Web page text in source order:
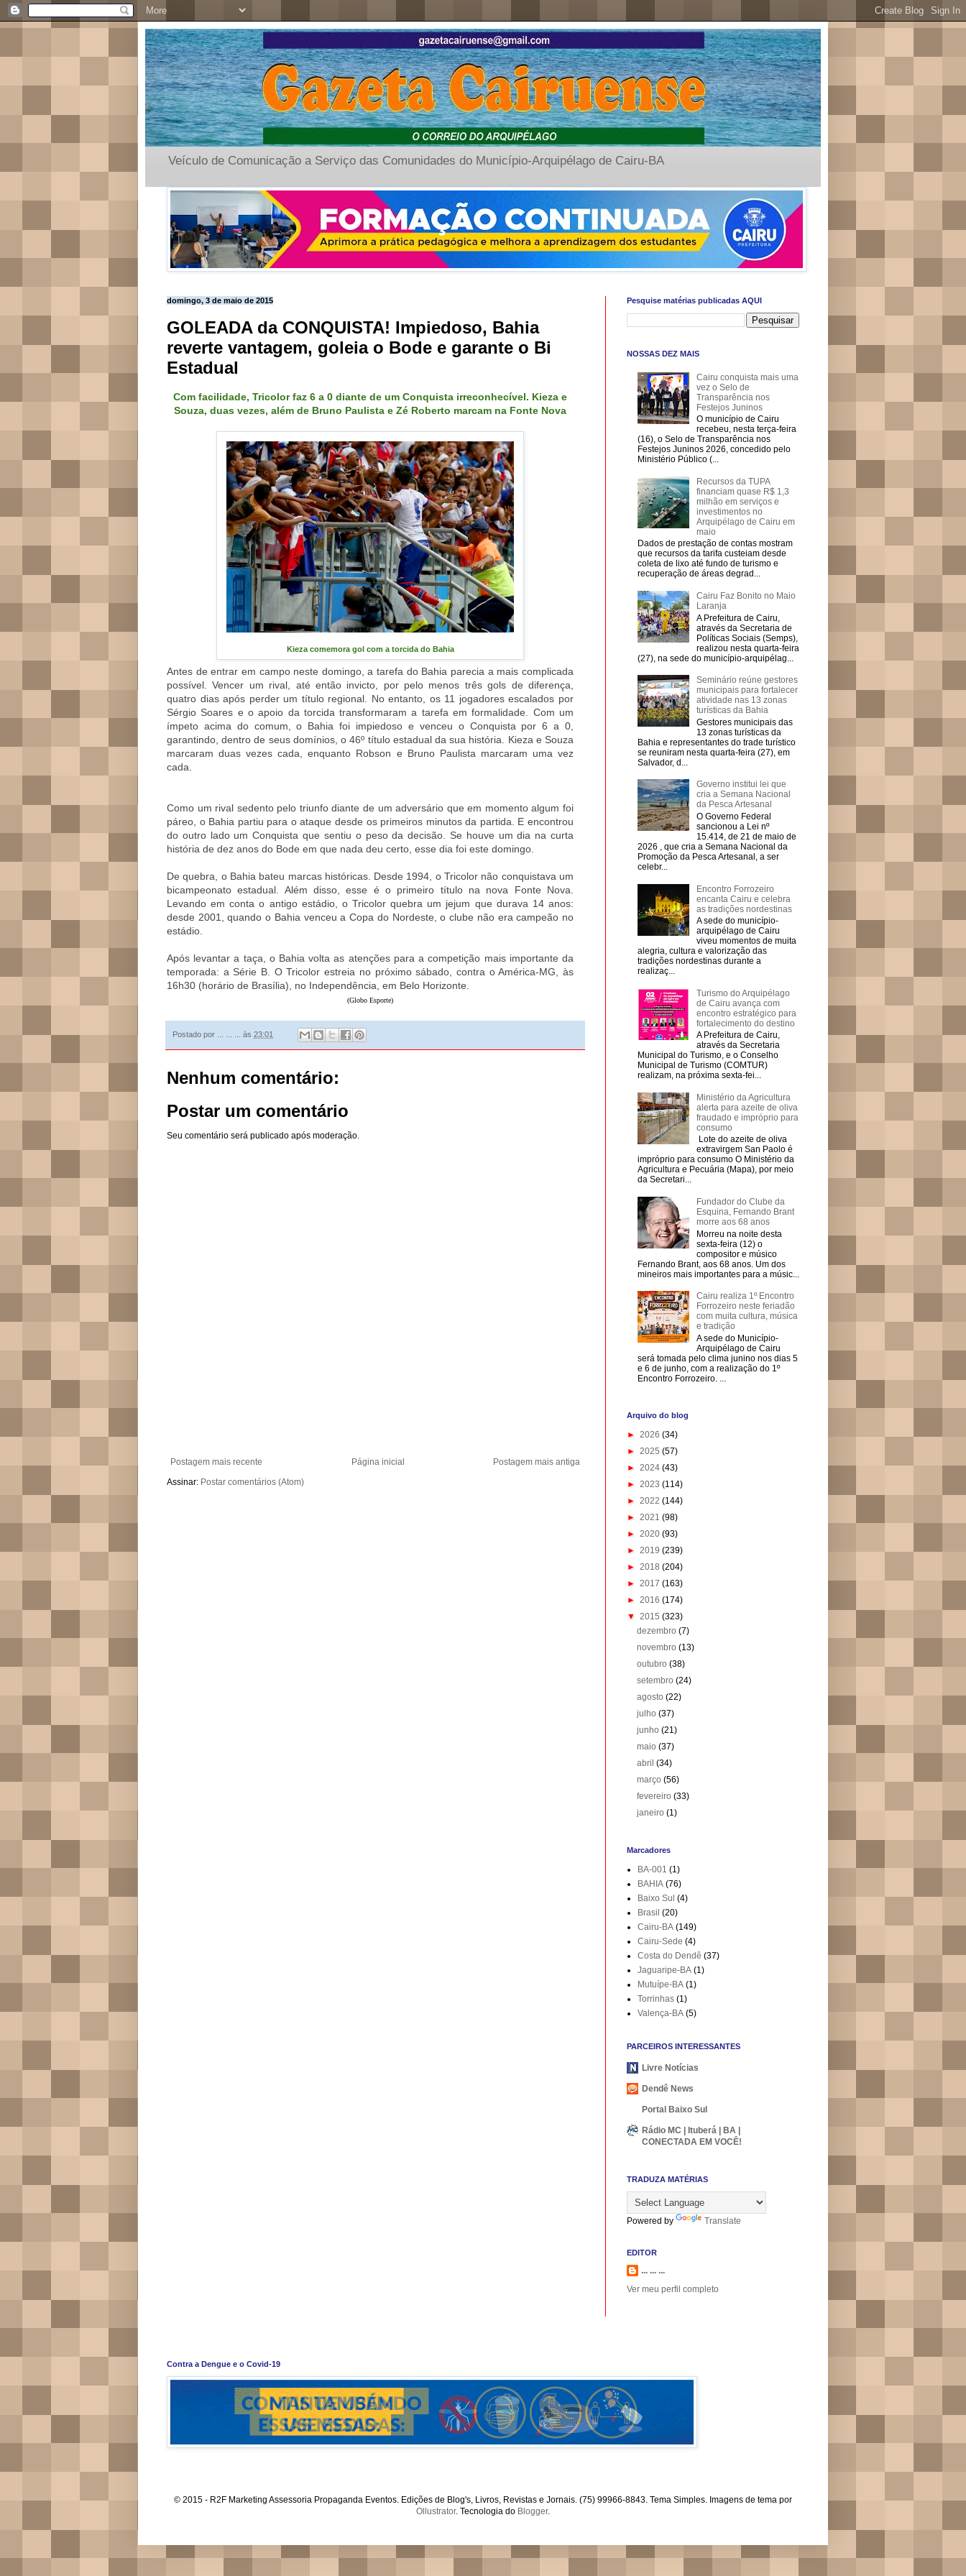
Veículo de Comunicação a Serviço das Comunidades do Município-Arquipélago de Cairu-BA
domingo, 3 de maio de 2015
GOLEADA da CONQUISTA! Impiedoso, Bahia
reverte vantagem, goleia o Bode e garante o Bi
Estadual
Com facilidade, Tricolor faz 6 a 0 diante de um Conquista irreconhecível. Kieza e
Souza, duas vezes, além de Bruno Paulista e Zé Roberto marcam na Fonte Nova
Kieza comemora gol com a torcida do Bahia
Antes de entrar em campo neste domingo, a tarefa do Bahia parecia a mais complicada
possível. Vencer um rival, até então invicto, por pelo menos três gols de diferença,
quatro dias após perder um título regional. No entanto, os 11 jogadores escalados por
Sérgio Soares e o apoio da torcida transformaram a tarefa em formalidade. Com um
ímpeto acima do comum, o Bahia foi impiedoso e venceu o Conquista por 6 a 0,
garantindo, dentro de seus domínios, o 46º título estadual da sua história. Kieza e Souza
marcaram duas vezes cada, enquanto Robson e Bruno Paulista marcaram uma vez
cada.
Como um rival sedento pelo triunfo diante de um adversário que em momento algum foi
páreo, o Bahia partiu para o ataque desde os primeiros minutos da partida. E encontrou
do outro lado um Conquista que sentiu o peso da decisão. Se houve um dia na curta
história de dez anos do Bode em que nada deu certo, esse dia foi este domingo.
De quebra, o Bahia bateu marcas históricas. Desde 1994, o Tricolor não conquistava um
bicampeonato estadual. Além disso, esse é o primeiro título na nova Fonte Nova.
Levando em conta o antigo estádio, o Tricolor quebra um jejum que durava 14 anos:
desde 2001, quando o Bahia venceu a Copa do Nordeste, o clube não era campeão no
estádio.
Após levantar a taça, o Bahia volta as atenções para a competição mais importante da
temporada: a Série B. O Tricolor estreia no próximo sábado, contra o América-MG, às
16h30 (horário de Brasília), no Independência, em Belo Horizonte.
(Globo Esporte)
Postado por às 23:01
Nenhum comentário:
Postar um comentário
Seu comentário será publicado após moderação.
Postagem mais recente Postagem mais antiga
Página inicial
Assinar: Postar comentários (Atom)
Pesquise matérias publicadas AQUI
NOSSAS DEZ MAIS
Cairu conquista mais uma
vez o Selo de
Transparência nos
Festejos Juninos
O município de Cairu
recebeu, nesta terça-feira
(16), o Selo de Transparência nos
Festejos Juninos 2026, concedido pelo
Ministério Público (...
Recursos da TUPA
financiam quase R$ 1,3
milhão em serviços e
investimentos no
Arquipélago de Cairu em
maio
Dados de prestação de contas mostram
que recursos da tarifa custeiam desde
coleta de lixo até fundo de turismo e
recuperação de áreas degrad...
Cairu Faz Bonito no Maio
Laranja
A Prefeitura de Cairu,
através da Secretaria de
Políticas Sociais (Semps),
realizou nesta quarta-feira
(27), na sede do município-arquipélag...
Seminário reúne gestores
municipais para fortalecer
atividade nas 13 zonas
turísticas da Bahia
Gestores municipais das
13 zonas turísticas da
Bahia e representantes do trade turístico
se reuniram nesta quarta-feira (27), em
Salvador, d...
Governo institui lei que
cria a Semana Nacional
da Pesca Artesanal
O Governo Federal
sancionou a Lei nº
15.414, de 21 de maio de
2026 , que cria a Semana Nacional da
Promoção da Pesca Artesanal, a ser
celebr...
Encontro Forrozeiro
encanta Cairu e celebra
as tradições nordestinas
A sede do município-
arquipélago de Cairu
viveu momentos de muita
alegria, cultura e valorização das
tradições nordestinas durante a
realizaç...
Turismo do Arquipélago
de Cairu avança com
encontro estratégico para
fortalecimento do destino
A Prefeitura de Cairu,
através da Secretaria
Municipal do Turismo, e o Conselho
Municipal de Turismo (COMTUR)
realizam, na próxima sexta-fei...
Ministério da Agricultura
alerta para azeite de oliva
fraudado e impróprio para
consumo
Lote do azeite de oliva
extravirgem San Paolo é
impróprio para consumo O Ministério da
Agricultura e Pecuária (Mapa), por meio
da Secretari...
Fundador do Clube da
Esquina, Fernando Brant
morre aos 68 anos
Morreu na noite desta
sexta-feira (12) o
compositor e músico
Fernando Brant, aos 68 anos. Um dos
mineiros mais importantes para a músic...
Cairu realiza 1º Encontro
Forrozeiro neste feriadão
com muita cultura, música
e tradição
A sede do Município-
Arquipélago de Cairu
será tomada pelo clima junino nos dias 5
e 6 de junho, com a realização do 1º
Encontro Forrozeiro. ...
Arquivo do blog
► 2026 (34)
► 2025 (57)
► 2024 (43)
► 2023 (114)
► 2022 (144)
► 2021 (98)
► 2020 (93)
► 2019 (239)
► 2018 (204)
► 2017 (163)
► 2016 (174)
▼ 2015 (323)
dezembro(7)
novembro(13)
outubro(38)
setembro(24)
agosto(22)
julho(37)
junho(21)
maio(37)
abril(34)
março(56)
fevereiro(33)
janeiro(1)
Marcadores
BA-001 (1)
BAHIA (76)
Baixo Sul (4)
Brasil (20)
Cairu-BA (149)
Cairu-Sede (4)
Costa do Dendê (37)
Jaguaripe-BA (1)
Mutuípe-BA (1)
Torrinhas (1)
Valença-BA (5)
PARCEIROS INTERESSANTES
Livre Notícias
Dendê News
Portal Baixo Sul
Rádio MC | Ituberá | BA |
CONECTADA EM VOCÊ!
TRADUZA MATÉRIAS
Powered by Translate
EDITOR
... ... ...
Ver meu perfil completo
Contra a Dengue e o Covid-19
© 2015 - R2F Marketing Assessoria Propaganda Eventos. Edições de Blog's, Livros, Revistas e Jornais. (75) 99966-8843. Tema Simples. Imagens de tema por
Ollustrator. Tecnologia do Blogger.